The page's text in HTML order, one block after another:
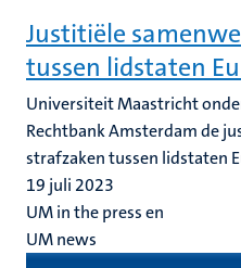
Justitiële
tussen lidstaten
Universiteit Maastricht
Rechtbank Amsterdam de
strafzaken tussen lidstaten
19 juli 2023
UM in the press en
UM news